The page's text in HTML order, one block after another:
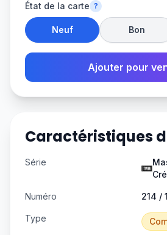
État de la carte ?
Neuf Bon
Ajouter pour
Caractéristiques
Série
Numéro 214 /
Type